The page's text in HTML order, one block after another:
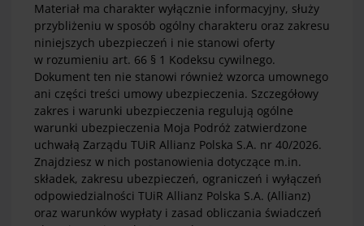
Materiał ma charakter wyłącznie informacyjny, służy
przybliżeniu w sposób ogólny charakteru oraz zakresu
niniejszych ubezpieczeń i nie stanowi oferty
w rozumieniu art. 66 § 1 Kodeksu cywilnego.
Dokument ten nie stanowi również wzorca umownego
ani części treści umowy ubezpieczenia. Szczegółowy
zakres i warunki ubezpieczenia regulują ogólne
warunki ubezpieczenia Moja Podróż zatwierdzone
uchwałą Zarządu TUiR Allianz Polska S.A. nr 40/2026.
Znajdziesz w nich postanowienia dotyczące m.in.
składek, zakresu ubezpieczeń, ograniczeń i wyłączeń
odpowiedzialności TUiR Allianz Polska S.A. (Allianz)
oraz warunków wypłaty i zasad obliczania świadczeń